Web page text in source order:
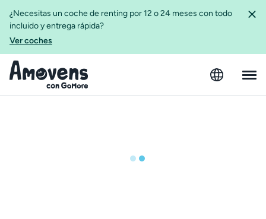
¿Necesitas un coche de renting por 12 o 24 meses con todo
incluido y entrega rápida?
Ver coches